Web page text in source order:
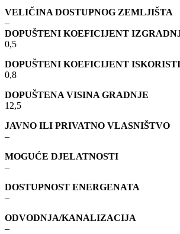
VELIČINA DOSTUPNOG ZEMLJIŠTA
–
DOPUŠTENI KOEFICIJENT
0,5
DOPUŠTENI KOEFICIJENT
0,8
DOPUŠTENA VISINA GRADNJE
12,5
JAVNO ILI PRIVATNO VLASNIŠTVO
–
MOGUĆE DJELATNOSTI
–
DOSTUPNOST ENERGENATA
–
ODVODNJA/KANALIZACIJA
–